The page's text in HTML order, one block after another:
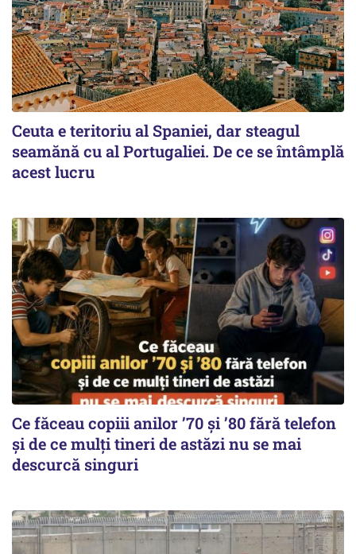
Ceuta e teritoriu al Spaniei, dar steagul
seamănă cu al Portugaliei. De ce se întâmplă
acest lucru
Ce făceau copiii anilor ’70 și ’80 fără telefon
și de ce mulți tineri de astăzi nu se mai
descurcă singuri